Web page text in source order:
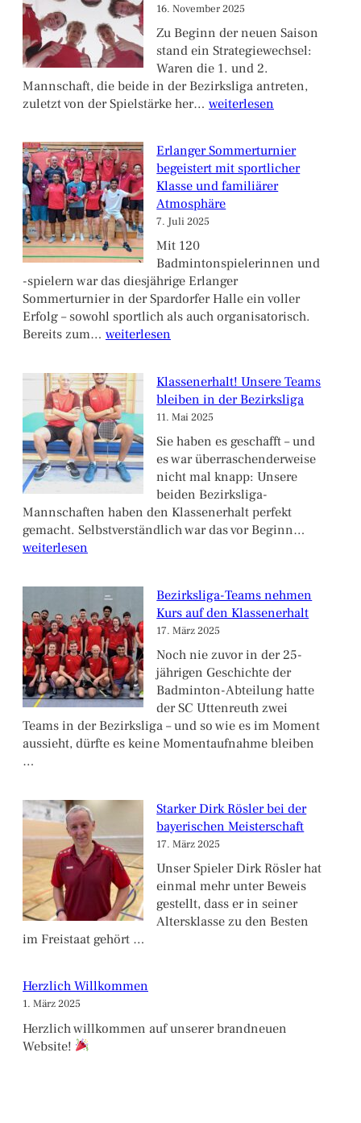
beim
SC
Uttenreuth
16. November 2025
Zu Beginn der neuen Saison
stand ein Strategiewechsel:
Waren die 1. und 2.
Mannschaft, die beide in der Bezirksliga antreten,
zuletzt von der Spielstärke her… Das
der
Aufstieg:
1.
Mannschaft
eilt
Sieg
zu
Sieg
weiterlesen
Erlanger Sommerturnier
begeistert mit sportlicher
Klasse und familiärer
Atmosphäre
7. Juli 2025
Mit 120
Badmintonspielerinnen und
-spielern war das diesjährige Erlanger
Sommerturnier in der Spardorfer Halle ein voller
Erfolg – sowohl sportlich als auch organisatorisch.
Bereits zum… Erlanger
begeistert
mit
sportlicher
Klasse
und
familiärer
Atmosphäre
weiterlesen
Klassenerhalt! Unsere Teams
bleiben in der Bezirksliga
11. Mai 2025
Sie haben es geschafft – und
es war überraschenderweise
nicht mal knapp: Unsere
beiden Bezirksliga-
Mannschaften haben den Klassenerhalt perfekt
gemacht. Selbstverständlich war das vor Beginn…
in
der
weiterlesen
Bezirksliga-Teams nehmen
Kurs auf den Klassenerhalt
17. März 2025
Noch nie zuvor in der 25-
jährigen Geschichte der
Badminton-Abteilung hatte
der SC Uttenreuth zwei
Teams in der Bezirksliga – und so wie es im Moment
aussieht, dürfte es keine Momentaufnahme bleiben
…
Starker Dirk Rösler bei der
bayerischen Meisterschaft
17. März 2025
Unser Spieler Dirk Rösler hat
einmal mehr unter Beweis
gestellt, dass er in seiner
Altersklasse zu den Besten
im Freistaat gehört …
Herzlich Willkommen
1. März 2025
Herzlich willkommen auf unserer brandneuen
Website!